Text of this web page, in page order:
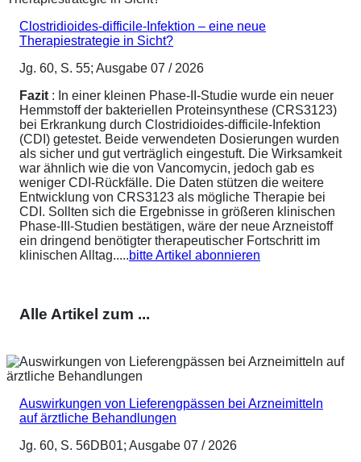
Clostridioides-difficile-Infektion – eine neue
Therapiestrategie in Sicht?
Jg. 60, S. 55; Ausgabe 07 / 2026
Fazit : In einer kleinen Phase-II-Studie wurde ein neuer
Hemmstoff der bakteriellen Proteinsynthese (CRS3123)
bei Erkrankung durch Clostridioides-difficile-Infektion
(CDI) getestet. Beide verwendeten Dosierungen wurden
als sicher und gut verträglich eingestuft. Die Wirksamkeit
war ähnlich wie die von Vancomycin, jedoch gab es
weniger CDI-Rückfälle. Die Daten stützen die weitere
Entwicklung von CRS3123 als mögliche Therapie bei
CDI. Sollten sich die Ergebnisse in größeren klinischen
Phase-III-Studien bestätigen, wäre der neue Arzneistoff
ein dringend benötigter therapeutischer Fortschritt im
klinischen Alltag.....bitte Artikel abonnieren
Alle Artikel zum ...
Auswirkungen von Lieferengpässen bei Arzneimitteln
auf ärztliche Behandlungen
Jg. 60, S. 56DB01; Ausgabe 07 / 2026